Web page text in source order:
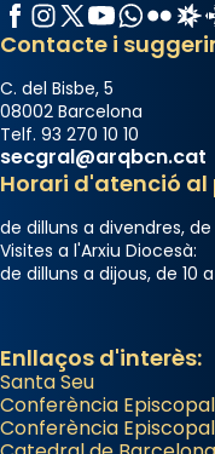
Facebook
Instagram
X / Twitter
YouTubeFlickr
Contacte i
C. del Bisbe, 5
08002 Barcelona
Telf. 93 270 10 10
secgral@arqbcn.cat
Horari d'atenció al
de dilluns a divendres, de
Visites a l'Arxiu Diocesà:
de dilluns a dijous, de 10 a
Enllaços d'interès:
Santa Seu
Conferència
Conferència